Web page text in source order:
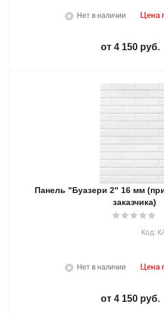
Нет в наличии Цена
от 4 150 руб.
Панель "Буазери 2" 16 мм (при наличии эскиза
заказчика)
Нет в наличии
Код:
Цена
от 4 150 руб.